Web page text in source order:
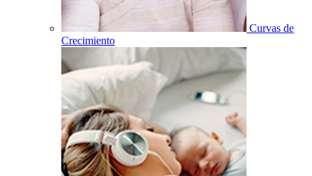
Curvas de
Crecimiento